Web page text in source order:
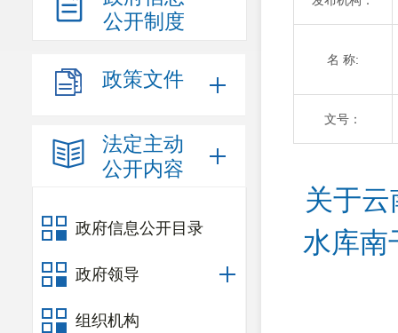
公开制度
政策文件
法定主动
公开内容
政府信息公开目录
政府领导
组织机构
名 称:
文号：
关于
水库南